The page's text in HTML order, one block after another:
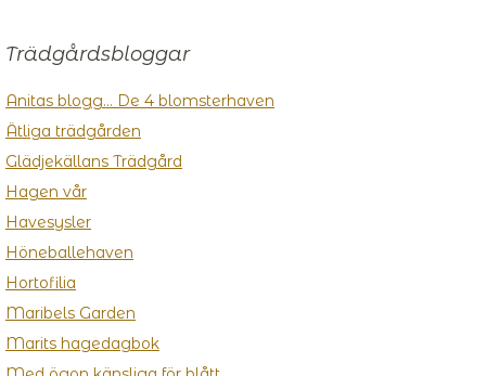
Trädgårdsbloggar
Anitas blogg… De 4 blomsterhaven
Ätliga trädgården
Glädjekällans Trädgård
Hagen vår
Havesysler
Höneballehaven
Hortofilia
Maribels Garden
Marits hagedagbok